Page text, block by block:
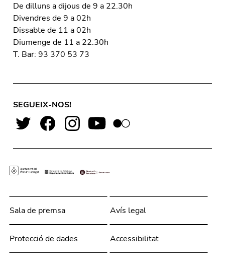
De dilluns a dijous de 9 a 22.30h
Divendres de 9 a 02h
Dissabte de 11 a 02h
Diumenge de 11 a 22.30h
T. Bar: 93 370 53 73
SEGUEIX-NOS!
Sala de premsa Avís legal
Protecció de dades Accessibilitat